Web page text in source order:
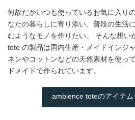
何故だかいつも使っているお気に入り
なたの暮らしに寄り添い、普段の生活
むようなモノを作りたい。 そんな想い
tote の製品は国内生産・メイドインジ
ネンやコットンなどの天然素材を使っ
ドメイドで作られています。
ambience toteのアイテム